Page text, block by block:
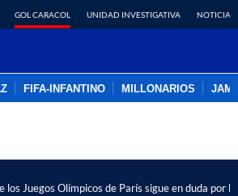
GOL CARACOL UNIDAD INVESTIGATIVA NOTICIAS
FIFA-INFANTINO MILLONARIOS
los Juegos Olímpicos de París sigue en duda por